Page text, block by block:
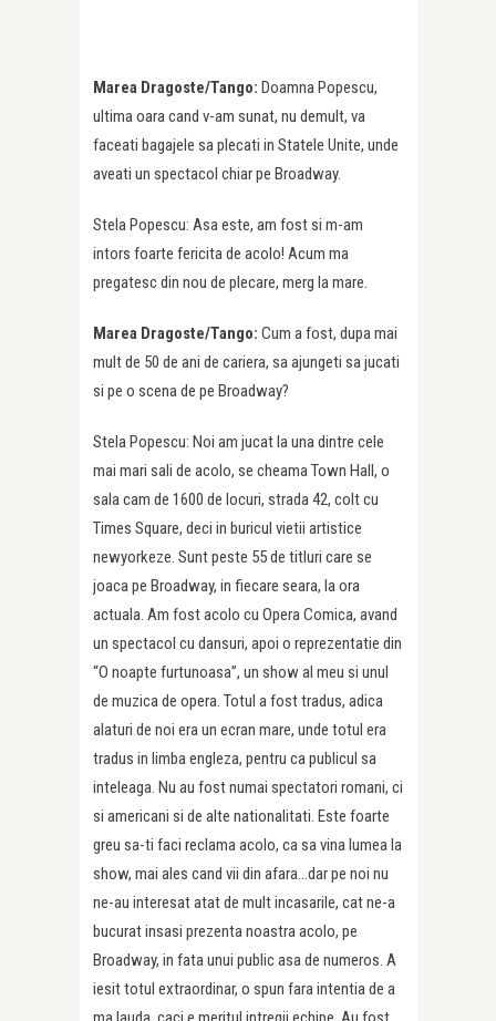
Marea Dragoste/Tango: Doamna Popescu,
ultima oara cand v-am sunat, nu demult, va
faceati bagajele sa plecati in Statele Unite, unde
aveati un spectacol chiar pe Broadway.
Stela Popescu: Asa este, am fost si m-am
intors foarte fericita de acolo! Acum ma
pregatesc din nou de plecare, merg la mare.
Marea Dragoste/Tango: Cum a fost, dupa mai
mult de 50 de ani de cariera, sa ajungeti sa jucati
si pe o scena de pe Broadway?
Stela Popescu: Noi am jucat la una dintre cele
mai mari sali de acolo, se cheama Town Hall, o
sala cam de 1600 de locuri, strada 42, colt cu
Times Square, deci in buricul vietii artistice
newyorkeze. Sunt peste 55 de titluri care se
joaca pe Broadway, in fiecare seara, la ora
actuala. Am fost acolo cu Opera Comica, avand
un spectacol cu dansuri, apoi o reprezentatie din
“O noapte furtunoasa”, un show al meu si unul
de muzica de opera. Totul a fost tradus, adica
alaturi de noi era un ecran mare, unde totul era
tradus in limba engleza, pentru ca publicul sa
inteleaga. Nu au fost numai spectatori romani, ci
si americani si de alte nationalitati. Este foarte
greu sa-ti faci reclama acolo, ca sa vina lumea la
show, mai ales cand vii din afara…dar pe noi nu
ne-au interesat atat de mult incasarile, cat ne-a
bucurat insasi prezenta noastra acolo, pe
Broadway, in fata unui public asa de numeros. A
iesit totul extraordinar, o spun fara intentia de a